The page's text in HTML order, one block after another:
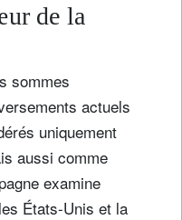
de la
sommes
actuels
uniquement
aussi comme
examine
États-Unis et la